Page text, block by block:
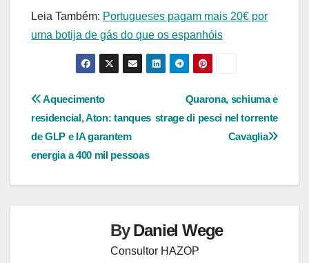
Leia Também: Portugueses pagam mais 20€ por
uma botija de gás do que os espanhóis
Navegação
de
Post
Quarona, schiuma e
strage di pesci nel torrente
Cavaglia
Aquecimento
residencial, Aton: tanques
de GLP e IA garantem
energia a 400 mil pessoas
ByDaniel Wege
Consultor HAZOP